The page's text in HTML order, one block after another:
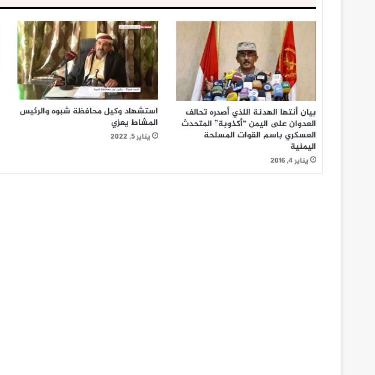
بيان أنتها الهدنة اللذي أصدره تحالف
العدوان على اليمن “أكذوبة” المتحدث
العسكري باسم القوات المسلحة
اليمنية
يناير 4, 2016
استشهاد وكيل محافظة شبوه والرئيس
المشاط يعزي
يناير 5, 2022